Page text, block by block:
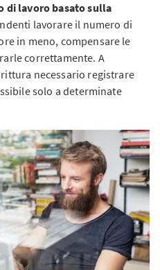
di lavoro basato sulla
lavorare il numero di
in meno, compensare le
correttamente. A
necessario registrare
solo a determinate